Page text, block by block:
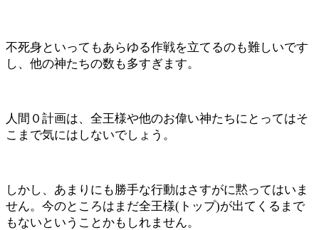
不死身といってもあらゆる作戦を立てるのも難しいです
し、他の神たちの数も多すぎます。
人間０計画は、全王様や他のお偉い神たちにとってはそ
こまで気にはしないでしょう。
しかし、あまりにも勝手な行動はさすがに黙ってはいま
せん。今のところはまだ全王様(トップ)が出てくるまで
もないということかもしれません。